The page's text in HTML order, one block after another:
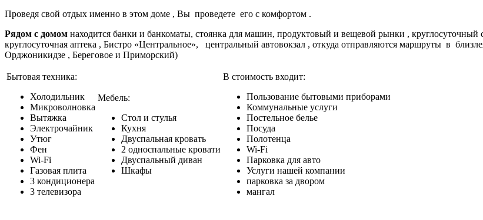
Проведя свой отдых именно в этом доме , Вы проведете его с комфортом .
Рядом с домом находится банки и банкоматы, стоянка для машин, продуктовый и вещевой рынки , круглосуточный
круглосуточная аптека , Бистро «Центральное», центральный автовокзал , откуда отправляются маршруты в
Орджоникидзе , Береговое и Приморский)
Бытовая техника:
Холодильник
Микроволновка
Вытяжка
Электрочайник
Утюг
Фен
Wi-Fi
Газовая плита
3 кондиционера
3 телевизора
Мебель:
Стол и стулья
Кухня
Двуспальная кровать
2 односпальные кровати
Двуспальный диван
Шкафы
В стоимость входит:
Пользование бытовыми приборами
Коммунальные услуги
Постельное белье
Посуда
Полотенца
Wi-Fi
Парковка для авто
Услуги нашей компании
парковка за двором
мангал